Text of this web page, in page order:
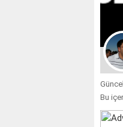
Bu